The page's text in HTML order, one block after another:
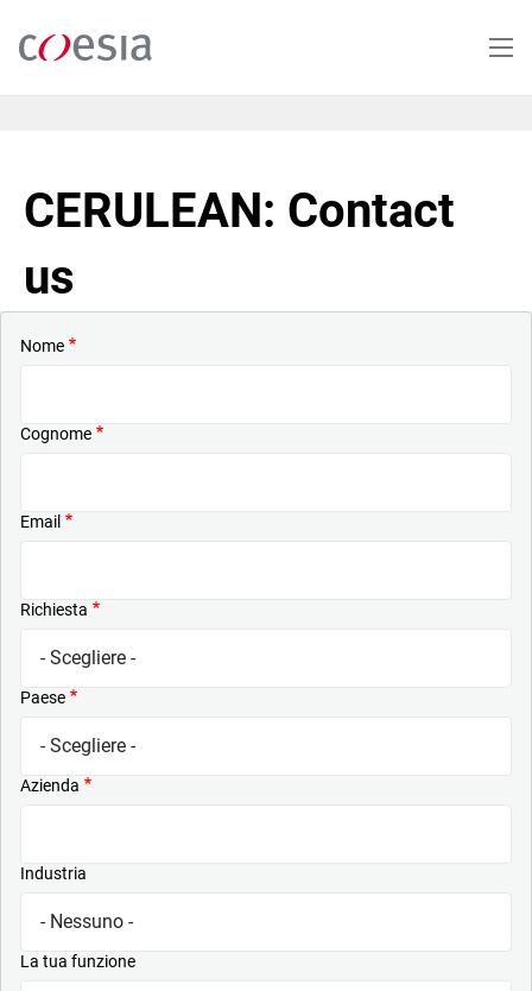
contenuto
CERULEAN: Contact
us
Nome
Cognome
Email
Richiesta
Paese
Azienda
Industria
La tua funzione